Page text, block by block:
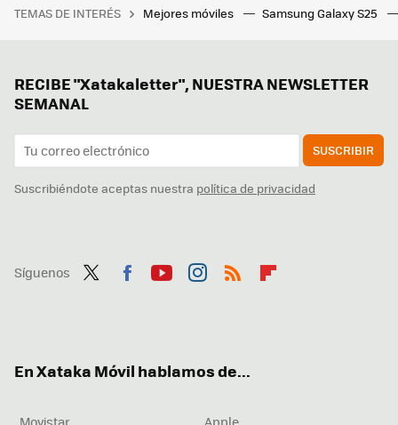
TEMAS DE INTERÉS Mejores móviles Samsung Galaxy S25
RECIBE "Xatakaletter", NUESTRA NEWSLETTER
SEMANAL
SUSCRIBIR
Suscribiéndote aceptas nuestra política de privacidad
Síguenos
En Xataka Móvil hablamos de...
Movistar
Apple